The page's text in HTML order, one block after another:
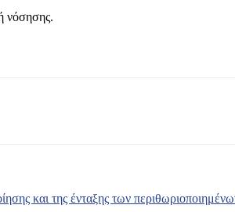
νόσησης.
και της ένταξης των